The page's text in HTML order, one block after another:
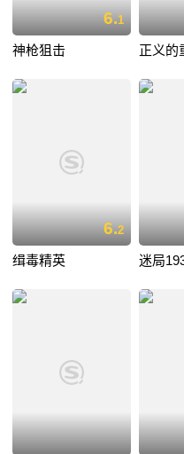
6.1
神枪狙击 正义的
6.2
缉毒精英 迷局